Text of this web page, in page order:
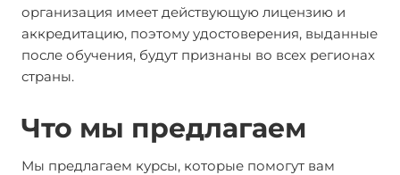
организация имеет действующую лицензию и
аккредитацию, поэтому удостоверения, выданные
после обучения, будут признаны во всех регионах
страны.
Что мы предлагаем
Мы предлагаем курсы, которые помогут вам